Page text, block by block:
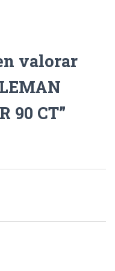
valorar
90 CT”